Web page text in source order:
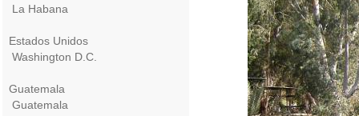
La Habana
Estados Unidos
Washington D.C.
Guatemala
Guatemala